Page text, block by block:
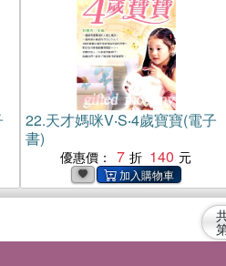
22.天才媽咪V‧S‧4歲寶寶(電子
書)
優惠價： 7 140